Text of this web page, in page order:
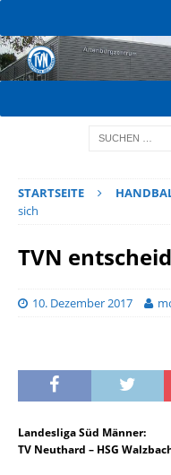
STARTSEITE
sich
TVN
10. Dezember 2017
Landesliga Süd Männer:
TV Neuthard – HSG